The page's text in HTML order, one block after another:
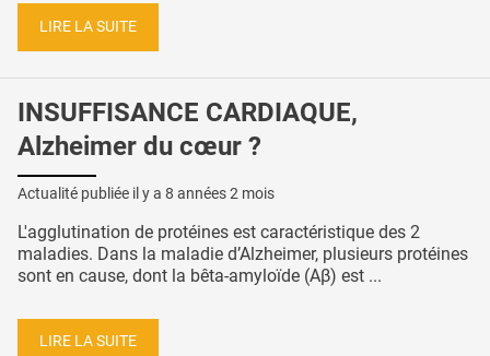
LIRE LA SUITE
INSUFFISANCE CARDIAQUE,
Alzheimer du cœur ?
Actualité publiée il y a 8 années 2 mois
L'agglutination de protéines est caractéristique des 2
maladies. Dans la maladie d’Alzheimer, plusieurs protéines
sont en cause, dont la bêta-amyloïde (Aβ) est ...
LIRE LA SUITE